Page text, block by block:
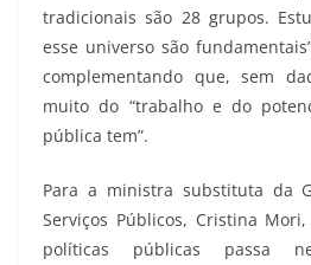
tradicionais são 28 grupos.
esse universo são
complementando que, sem
muito do “trabalho e do
pública tem”.
Para a ministra substituta da
Serviços Públicos, Cristina
políticas públicas passa